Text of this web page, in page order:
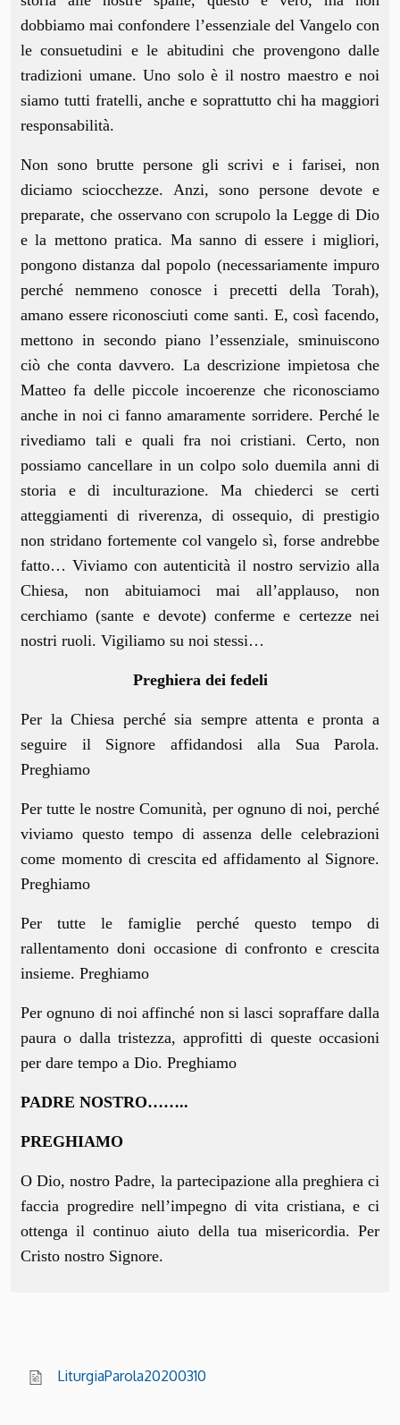
dobbiamo mai confondere l’essenziale del Vangelo con
le consuetudini e le abitudini che provengono dalle
tradizioni umane. Uno solo è il nostro maestro e noi
siamo tutti fratelli, anche e soprattutto chi ha maggiori
responsabilità.
Non sono brutte persone gli scrivi e i farisei, non
diciamo sciocchezze. Anzi, sono persone devote e
preparate, che osservano con scrupolo la Legge di Dio
e la mettono pratica. Ma sanno di essere i migliori,
pongono distanza dal popolo (necessariamente impuro
perché nemmeno conosce i precetti della Torah),
amano essere riconosciuti come santi. E, così facendo,
mettono in secondo piano l’essenziale, sminuiscono
ciò che conta davvero. La descrizione impietosa che
Matteo fa delle piccole incoerenze che riconosciamo
anche in noi ci fanno amaramente sorridere. Perché le
rivediamo tali e quali fra noi cristiani. Certo, non
possiamo cancellare in un colpo solo duemila anni di
storia e di inculturazione. Ma chiederci se certi
atteggiamenti di riverenza, di ossequio, di prestigio
non stridano fortemente col vangelo sì, forse andrebbe
fatto… Viviamo con autenticità il nostro servizio alla
Chiesa, non abituiamoci mai all’applauso, non
cerchiamo (sante e devote) conferme e certezze nei
nostri ruoli. Vigiliamo su noi stessi…
Preghiera dei fedeli
Per la Chiesa perché sia sempre attenta e pronta a
seguire il Signore affidandosi alla Sua Parola.
Preghiamo
Per tutte le nostre Comunità, per ognuno di noi, perché
viviamo questo tempo di assenza delle celebrazioni
come momento di crescita ed affidamento al Signore.
Preghiamo
Per tutte le famiglie perché questo tempo di
rallentamento doni occasione di confronto e crescita
insieme. Preghiamo
Per ognuno di noi affinché non si lasci sopraffare dalla
paura o dalla tristezza, approfitti di queste occasioni
per dare tempo a Dio. Preghiamo
PADRE NOSTRO……..
PREGHIAMO
O Dio, nostro Padre, la partecipazione alla preghiera ci
faccia progredire nell’impegno di vita cristiana, e ci
ottenga il continuo aiuto della tua misericordia. Per
Cristo nostro Signore.
LiturgiaParola20200310